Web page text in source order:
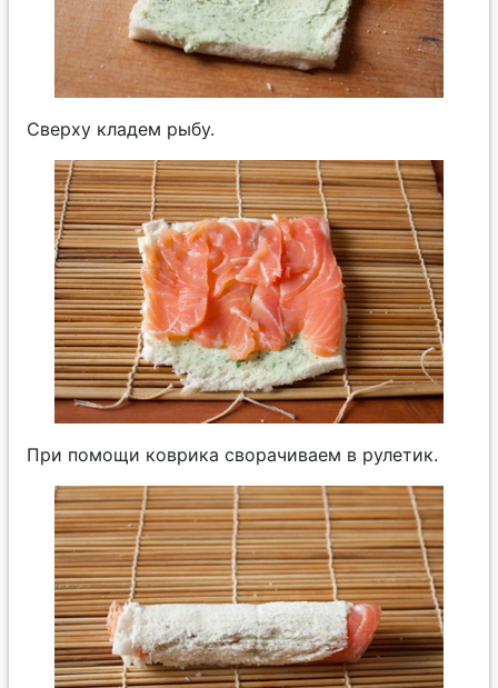
Сверху кладем рыбу.
При помощи коврика сворачиваем в рулетик.